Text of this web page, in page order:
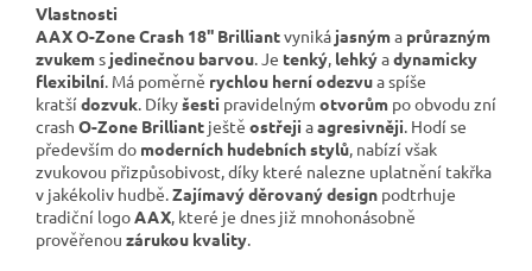
Vlastnosti
AAX O-Zone Crash 18'' Brilliantvyniká jasnýma průrazným
zvukems jedinečnou barvou . Je tenký lehkýadynamicky
flexibilní . Má poměrně rychlou herní odezvua spíše
kratší dozvuk . Díkyšesti pravidelným otvorům po obvodu zní
crash O-Zone Brilliant ještě ostřeji aagresivněji . Hodí se
především do moderních hudebníchstylů , nabízí však
zvukovou přizpůsobivost, díky které nalezne uplatnění takřka
v jakékoliv hudbě. Zajímavý děrovanýdesign podtrhuje
tradiční logo AAX , které je dnes již mnohonásobně
prověřenou zárukou kvality